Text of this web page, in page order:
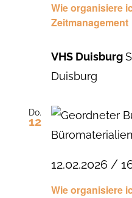
Wie organisiere
Zeitmanagement
VHS Duisburg
Duisburg
Do.
12
Wie organisiere
12.02.2026 /